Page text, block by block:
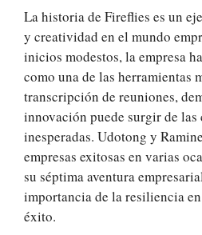
La historia de Fireflies es un
y creatividad en el mundo
inicios modestos, la empresa
como una de las herramientas
transcripción de reuniones,
innovación puede surgir de las
inesperadas. Udotong y
empresas exitosas en varias
su séptima aventura
importancia de la resiliencia
éxito.